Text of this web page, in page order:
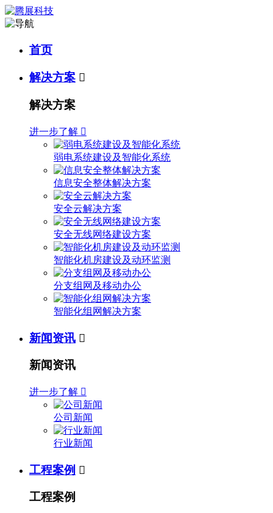
首页
解决方案 
解决方案
进一步了解 
弱电系统建设及智能化系统
信息安全整体解决方案
安全云解决方案
安全无线网络建设方案
智能化机房建设及动环监测
分支组网及移动办公
智能化组网解决方案
新闻资讯 
新闻资讯
进一步了解 
公司新闻
行业新闻
工程案例 
工程案例